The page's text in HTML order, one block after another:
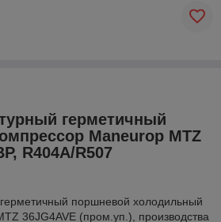
герметичный
Maneurop MTZ
R404A/R507
поршневой холодильный
36JG4AVE (пром.уп.), производства